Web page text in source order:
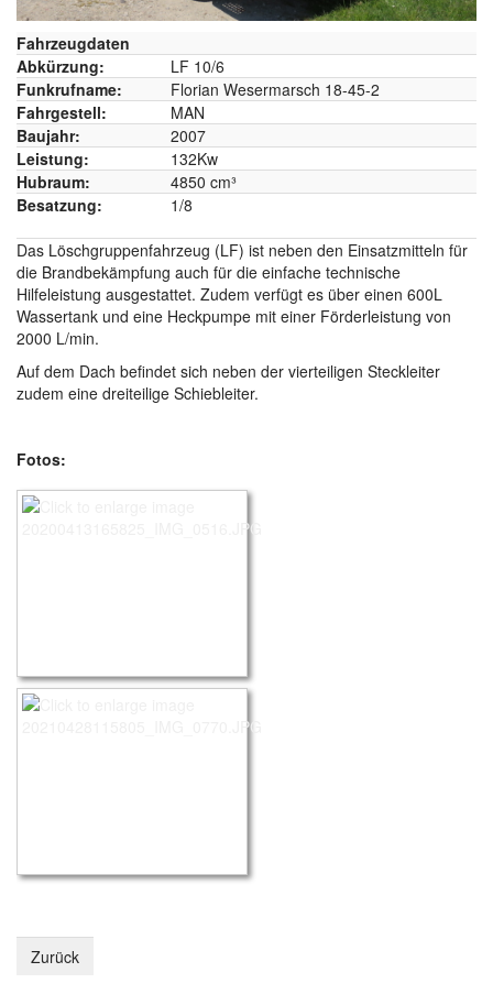
Fahrzeugdaten
Abkürzung:
LF 10/6
Funkrufname:
Florian Wesermarsch 18-45-2
Fahrgestell:
MAN
Baujahr:
2007
Leistung:
132Kw
Hubraum:
4850 cm³
Besatzung:
1/8
Das Löschgruppenfahrzeug (LF) ist neben den Einsatzmitteln für
die Brandbekämpfung auch für die einfache technische
Hilfeleistung ausgestattet. Zudem verfügt es über einen 600L
Wassertank und eine Heckpumpe mit einer Förderleistung von
2000 L/min.
Auf dem Dach befindet sich neben der vierteiligen Steckleiter
zudem eine dreiteilige Schiebleiter.
Fotos: